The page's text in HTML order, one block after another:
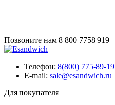
Позвоните нам 8 800 7758 919
Телефон: 8(800) 775-89-19
E-mail: sale@esandwich.ru
Для покупателя